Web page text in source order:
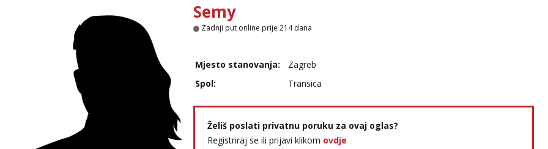
Semy
Zadnji put online prije 214 dana
Mjesto stanovanja:
Zagreb
Spol:
Transica
Želiš poslati privatnu poruku za ovaj oglas?
Registriraj se ili prijavi klikom ovdje